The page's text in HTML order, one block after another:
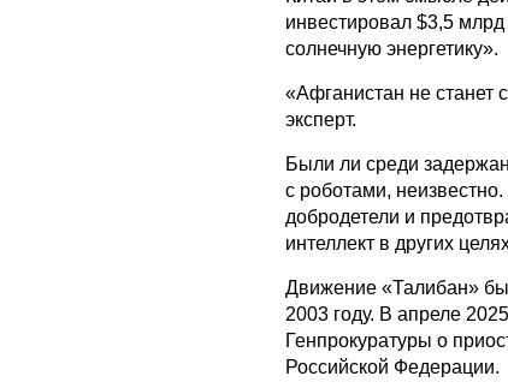
инвестировал $3,5
солнечную энергетику».
«Афганистан не
эксперт.
Были ли среди
с роботами,
добродетели и
интеллект в других
Движение «Талибан»
2003 году. В апреле
Генпрокуратуры о
Российской Федерации.